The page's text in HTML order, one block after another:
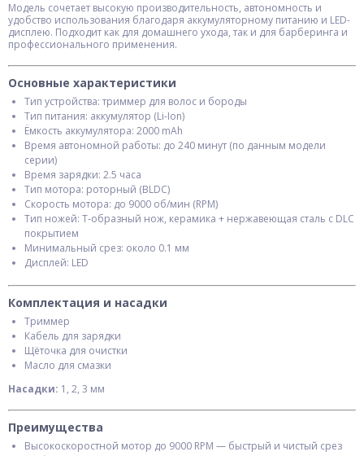
Модель сочетает высокую производительность, автономность и
удобство использования благодаря аккумуляторному питанию и LED-
дисплею. Подходит как для домашнего ухода, так и для барберинга и
профессионального применения.
Основные характеристики
Тип устройства: триммер для волос и бороды
Тип питания: аккумулятор (Li-Ion)
Ёмкость аккумулятора: 2000 mAh
Время автономной работы: до 240 минут (по данным модели
серии)
Время зарядки: 2.5 часа
Тип мотора: роторный (BLDC)
Скорость мотора: до 9000 об/мин (RPM)
Тип ножей: T-образный нож, керамика + нержавеющая сталь с DLC
покрытием
Минимальный срез: около 0.1 мм
Дисплей: LED
Комплектация и насадки
Триммер
Кабель для зарядки
Щёточка для очистки
Масло для смазки
Насадки: 1, 2, 3 мм
Преимущества
Высокоскоростной мотор до 9000 RPM — быстрый и чистый срез